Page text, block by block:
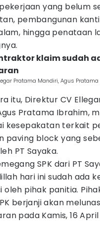
yang belum
pembangunan
hingga penataan
klaim sudah
Pratama Mandiri, Agus
itu, Direktur CV
Pratama Ibrahim,
kesepakatan terkait
paving block yang
PT Sayaka.
SPK dari PT
hari ini sudah ada
oleh pihak panitia.
berjanji akan
pada Kamis, 16 April